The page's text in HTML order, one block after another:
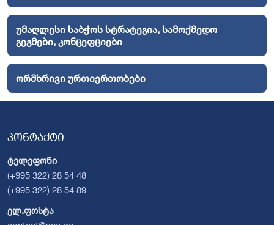
უმაღლესი საბჭოს სტრატეგია, სამოქმედო
გეგმები, კონცეფციები
ორმხრივი ურთიერთობები
კონტაქტი
ტელეფონი
(+995 322) 28 54 48
(+995 322) 28 54 89
ელ.ფოსტა